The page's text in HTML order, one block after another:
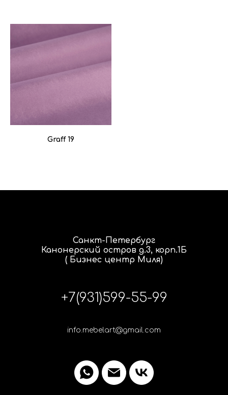
Graff 19
Санкт-Петербург
Канонерский остров д.3, корп.1Б
( Бизнес центр Миля)
+7(931)599-55-99
info.mebelart@gmail.com